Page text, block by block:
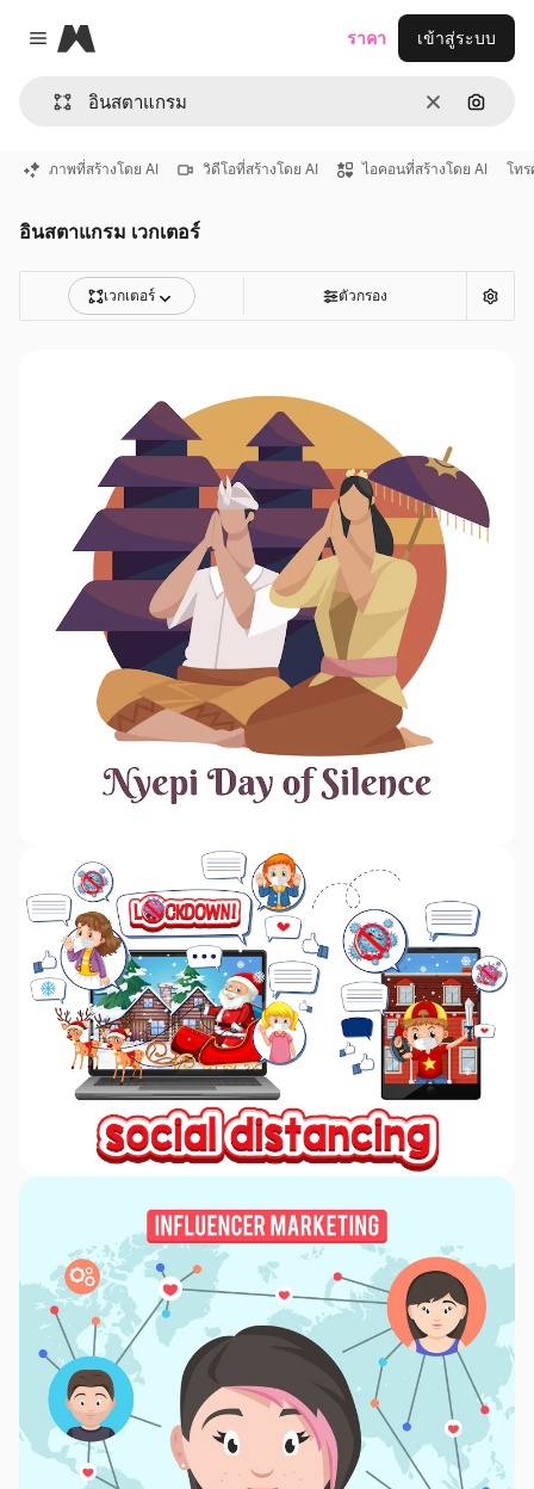
Close menu
Magnific
ชัดเจนค้นหา
ราคา เข้าสู่ระบบ
ภาพที่สร้างโดย AI วิดีโอที่สร้างโดย AI ไอคอนที่สร้างโดย AI โท
อินสตาแกรม เวกเตอร์
เวกเตอร์ ตัวกรอง